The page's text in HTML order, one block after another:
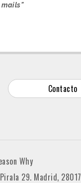
mails"
Contacto
Why
29. Madrid, 28017